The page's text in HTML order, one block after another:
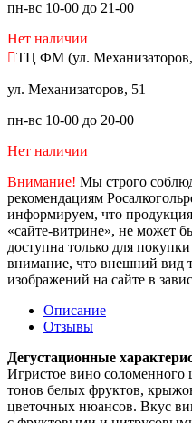
пн-вс 10-00 до 21-00
Нет наличии
ТЦ ФМ (ул.
ул. Механизаторов, 51
пн-вс 10-00 до 20-00
Нет наличии
Внимание! Мы строго
рекомендациям
информируем, что
«сайте-витрине», не может
доступна только для покупки
внимание, что внешний вид
изображений на сайте в
Описание
Отзывы
Дегустационные
Игристое вино соломенного
тонов белых фруктов,
цветочных нюансов. Вкус